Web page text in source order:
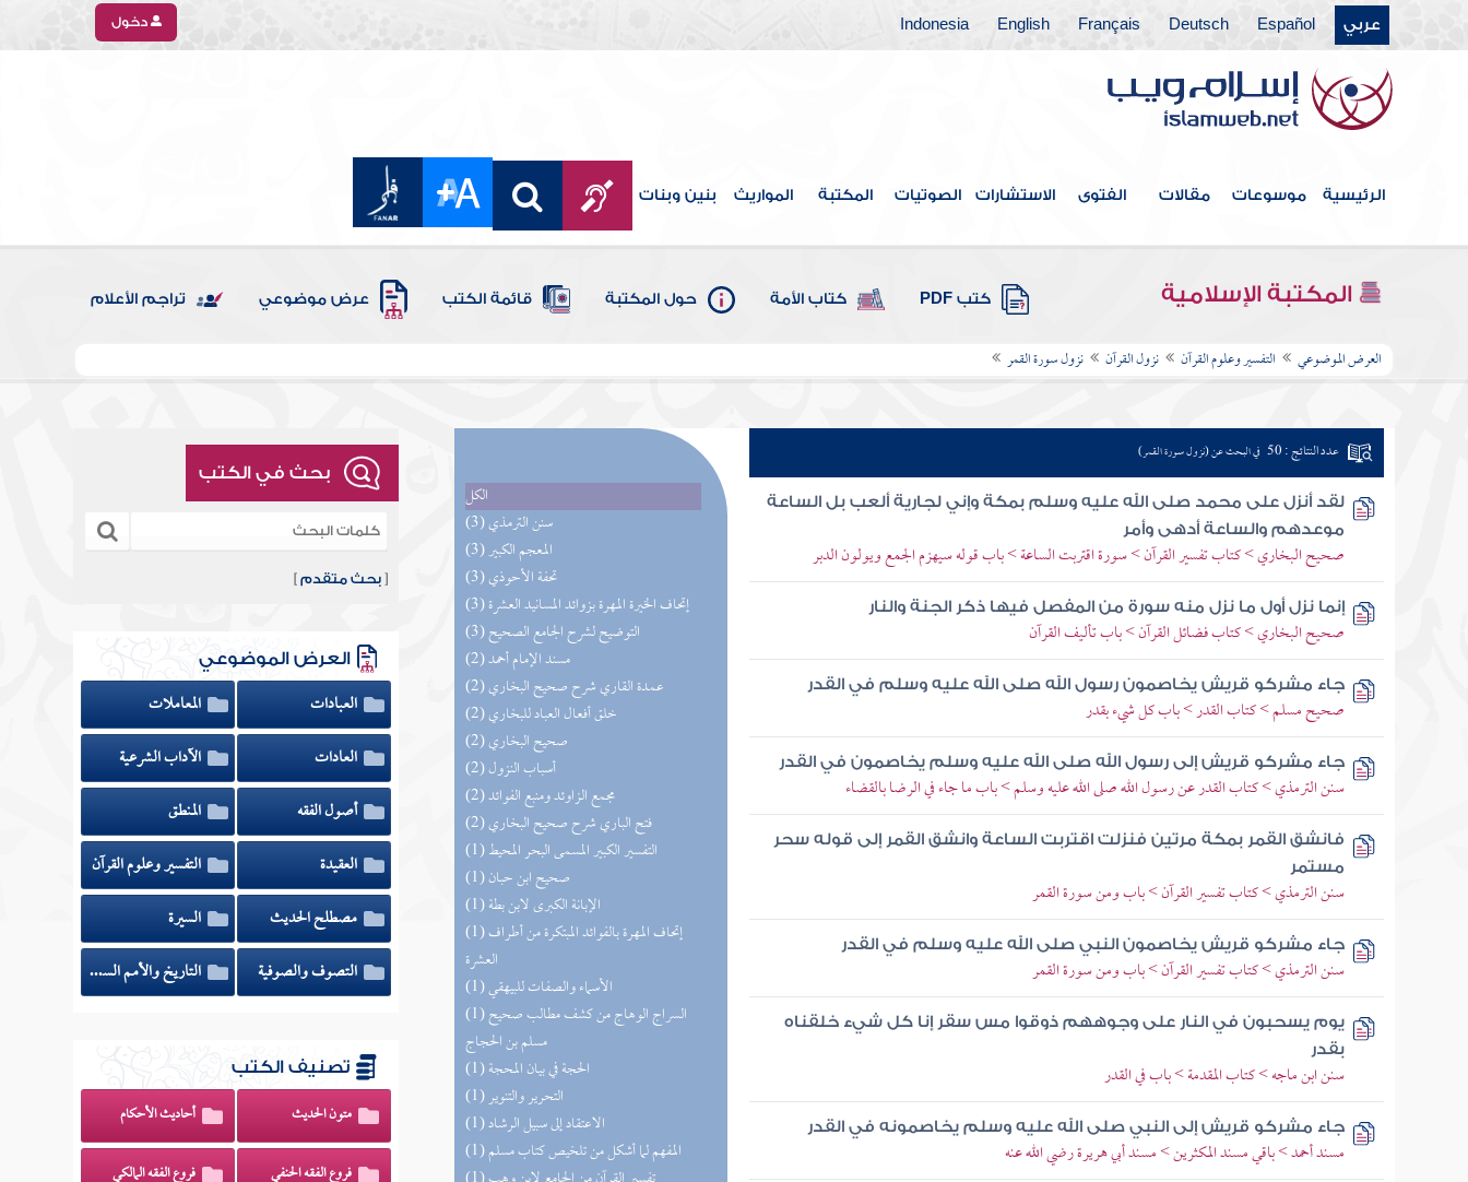
عربي Español
Deutsch
Français
English
Indonesia دخول
الرئيسية موسوعات مقالات الفتوى الاستشارات الصوتيات المكتبة المواريث بنين وبنات
المكتبة الإسلامية كتب PDF كتاب الأمة حول المكتبة قائمة الكتب عرض موضوعي تراجم الأعلام
العرض الموضوعي التفسير وعلوم القرآن نزول القرآن نزول سورة القمر
الكل
(3) سنن الترمذي
(3) المعجم الكبير
(3) تحفة الأحوذي
(3) إتحاف الخيرة المهرة بزوائد المسانيد العشرة
(3) التوضيح لشرح الجامع الصحيح
(2) مسند الإمام أحمد
(2) عمدة القاري شرح صحيح البخاري
(2) خلق أفعال العباد للبخاري
(2) صحيح البخاري
(2) أسباب النزول
(2) مجمع الزاوئد ومنبع الفوائد
(2) فتح الباري شرح صحيح البخاري
(1) التفسير الكبير المسمى البحر المحيط
(1) صحيح ابن حبان
(1) الإبانة الكبرى لابن بطة
(1) إتحاف المهرة بالفوائد المبتكرة من أطراف
العشرة
(1) الأسماء والصفات للبيهقي
(1) السراج الوهاج من كشف مطالب صحيح
مسلم بن الحجاج
(1) الحجة في بيان المحجة
(1) التحرير والتنوير
(1) الاعتقاد إلى سبيل الرشاد
(1) المفهم لما أشكل من تلخيص كتاب مسلم
عدد النتائج : 50 في البحث عن (نزول سورة القمر)
لقد أنزل على محمد صلى الله عليه وسلم بمكة وإني لجارية ألعب بل الساعة
موعدهم والساعة أدهى وأمر
صحيح البخاري > كتاب تفسير القرآن > سورة اقتربت الساعة > باب قوله سيهزم الجمع ويولون الدبر
إنما نزل أول ما نزل منه سورة من المفصل فيها ذكر الجنة والنار
صحيح البخاري > كتاب فضائل القرآن > باب تأليف القرآن
جاء مشركو قريش يخاصمون رسول الله صلى الله عليه وسلم في القدر
صحيح مسلم > كتاب القدر > باب كل شيء بقدر
جاء مشركو قريش إلى رسول الله صلى الله عليه وسلم يخاصمون في القدر
سنن الترمذي > كتاب القدر عن رسول الله صلى الله عليه وسلم > باب ما جاء في الرضا بالقضاء
فانشق القمر بمكة مرتين فنزلت اقتربت الساعة وانشق القمر إلى قوله سحر
مستمر
سنن الترمذي > كتاب تفسير القرآن > باب ومن سورة القمر
جاء مشركو قريش يخاصمون النبي صلى الله عليه وسلم في القدر
سنن الترمذي > كتاب تفسير القرآن > باب ومن سورة القمر
يوم يسحبون في النار على وجوههم ذوقوا مس سقر إنا كل شيء خلقناه
بقدر
سنن ابن ماجه > كتاب المقدمة > باب في القدر
جاء مشركو قريش إلى النبي صلى الله عليه وسلم يخاصمونه في القدر
مسند أحمد > باقي مسند المكثرين > مسند أبي هريرة رضي الله عنه
بحث في الكتب
[بحث متقدم ]
العرض الموضوعي
العبادات
المعاملات
العادات
الآداب الشرعية
أصول الفقه
المنطق
العقيدة
التفسير وعلوم القرآن
مصطلح الحديث
السيرة
التصوف والصوفية
التاريخ والأمم السابقة
تصنيف الكتب
متون الحديث أحاديث الأحكام
فروع الفقه الحنفي فروع الفقه المالكي